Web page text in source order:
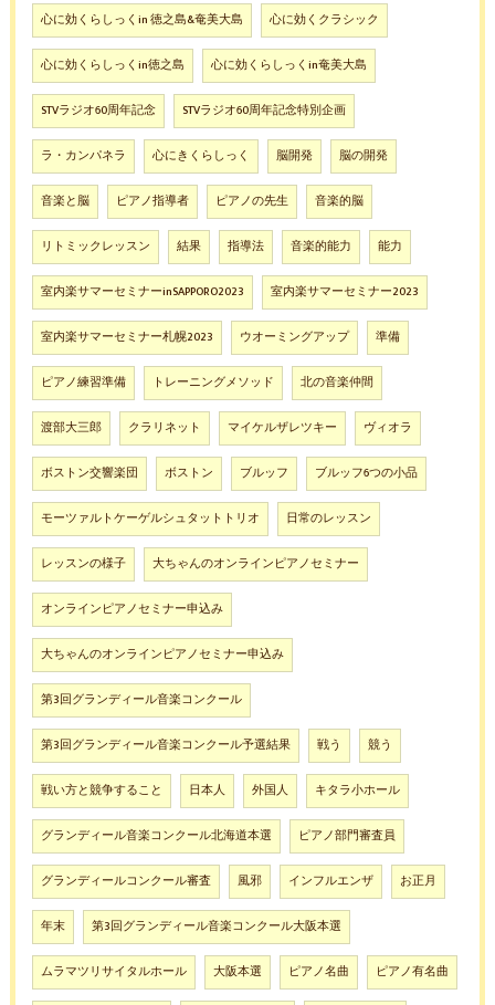
心に効くらしっくin 徳之島&奄美大島 心に効くクラシック
心に効くらしっくin徳之島 心に効くらしっくin奄美大島
STVラジオ60周年記念 STVラジオ60周年記念特別企画
ラ・カンパネラ 心にきくらしっく 脳開発 脳の開発
音楽と脳 ピアノ指導者 ピアノの先生 音楽的脳
リトミックレッスン 結果 指導法 音楽的能力 能力
室内楽サマーセミナーinSAPPORO2023 室内楽サマーセミナー2023
室内楽サマーセミナー札幌2023 ウオーミングアップ 準備
ピアノ練習準備 トレーニングメソッド 北の音楽仲間
渡部大三郎 クラリネット マイケルザレツキー ヴィオラ
ボストン交響楽団 ボストン ブルッフ ブルッフ6つの小品
モーツァルトケーゲルシュタットトリオ 日常のレッスン
レッスンの様子 大ちゃんのオンラインピアノセミナー
オンラインピアノセミナー申込み
大ちゃんのオンラインピアノセミナー申込み
第3回グランディール音楽コンクール
第3回グランディール音楽コンクール予選結果 戦う 競う
戦い方と競争すること 日本人 外国人 キタラ小ホール
グランディール音楽コンクール北海道本選 ピアノ部門審査員
グランディールコンクール審査 風邪 インフルエンザ お正月
年末 第3回グランディール音楽コンクール大阪本選
ムラマツリサイタルホール 大阪本選 ピアノ名曲 ピアノ有名曲